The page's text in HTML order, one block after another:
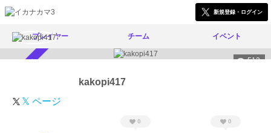
新規登録・ログイン
プレイヤー チーム イベント
512
kakopi417
𝕏 ページ
0 0